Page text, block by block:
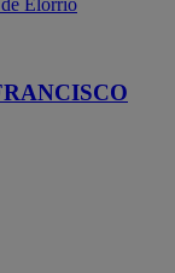
Elorrio